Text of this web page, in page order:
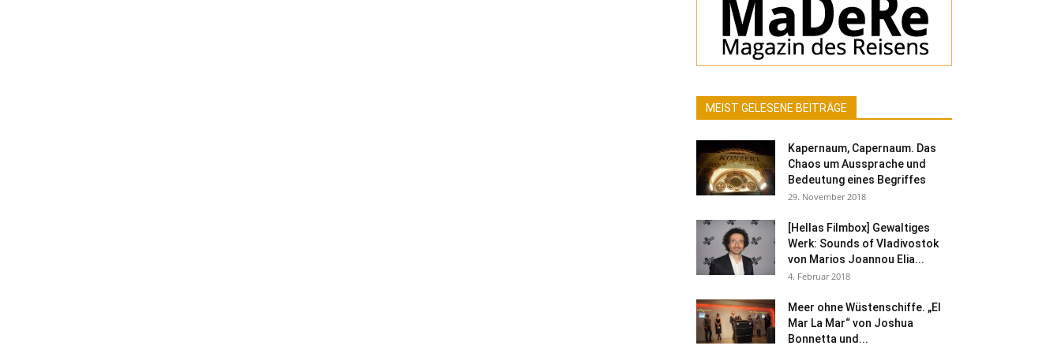
MEIST GELESENE BEITRÄGE
Kapernaum, Capernaum. Das
Chaos um Aussprache und
Bedeutung eines Begriffes
29. November 2018
[Hellas Filmbox] Gewaltiges
Werk: Sounds of Vladivostok
von Marios Joannou Elia...
4. Februar 2018
Meer ohne Wüstenschiffe. „El
Mar La Mar“ von Joshua
Bonnetta und...